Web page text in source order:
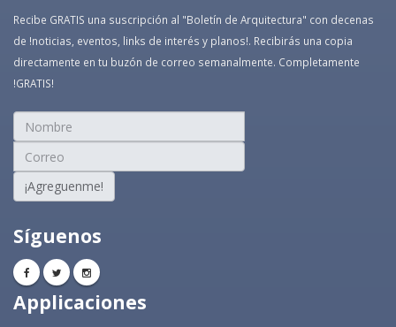
Recibe GRATIS una suscripción al "Boletín de Arquitectura" con decenas
de !noticias, eventos, links de interés y planos!. Recibirás una copia
directamente en tu buzón de correo semanalmente. Completamente
!GRATIS!
¡Agreguenme!
Síguenos
Applicaciones